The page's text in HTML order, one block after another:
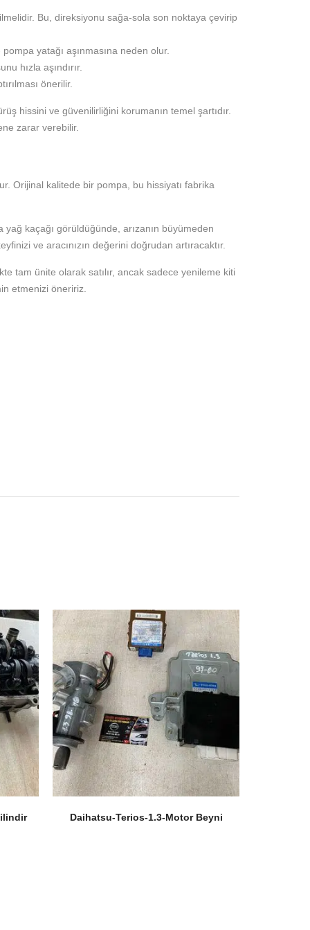
Bu, direksiyonu sağa-sola son noktaya çevirip
yatağı aşınmasına neden olur.
hızla aşındırır.
önerilir.
hissini ve güvenilirliğini korumanın temel şartıdır.
zarar verebilir.
Orijinal kalitede bir pompa, bu hissiyatı fabrika
kaçağı görüldüğünde, arızanın büyümeden
ve aracınızın değerini doğrudan artıracaktır.
tam ünite olarak satılır, ancak sadece yenileme kiti
etmenizi öneririz.
Daihatsu-Terios-1.3-Motor Beyni